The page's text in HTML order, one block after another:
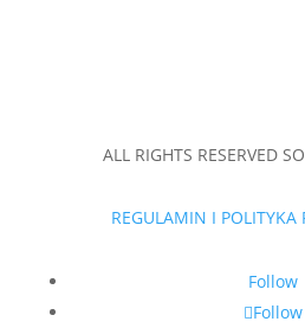
ALL RIGHTS RESERVED
REGULAMIN I POLITYKA
Follow
Follow